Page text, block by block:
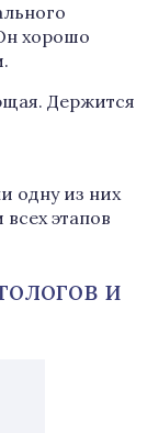
хорошо
Держится
одну из них
этапов
и